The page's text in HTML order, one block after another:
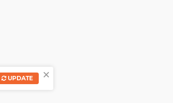
×
UPDATE